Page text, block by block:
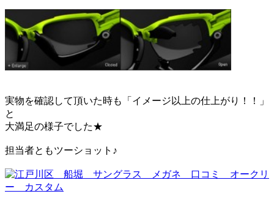
実物を確認して頂いた時も「イメージ以上の仕上がり！！」
と
大満足の様子でした★
担当者ともツーショット♪